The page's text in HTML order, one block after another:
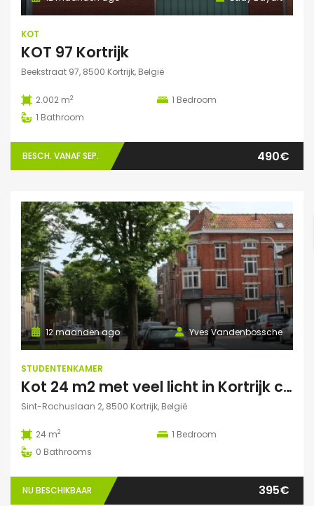
KOT
KOT 97 Kortrijk
Beekstraat 97, 8500 Kortrijk, België
2.002 m2 1 Bedroom
1 Bathroom
BESCH. VANAF SEP. 490€
Yves Vandenbossche
12 maanden ago
STUDENTENKAMER
Kot 24 m2 met veel licht in Kortrijk centraal gelegen.
Sint-Rochuslaan 2, 8500 Kortrijk, België
24 m2 1 Bedroom
0 Bathrooms
NU BESCHIKBAAR 395€